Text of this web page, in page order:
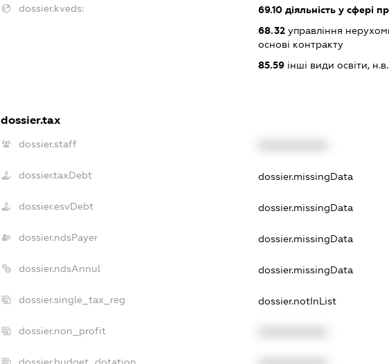
dossier.kveds: 69.10діяльність у сфері
68.32управління
основі контракту
85.59інші види освіти,
dossier.tax
dossier.staff
dossier.taxDebt dossier.missingData
dossier.esvDebt dossier.missingData
dossier.ndsPayer dossier.missingData
dossier.ndsAnnul dossier.missingData
dossier.single_tax_reg dossier.notInList
dossier.non_profit
dossier.budget_dotation